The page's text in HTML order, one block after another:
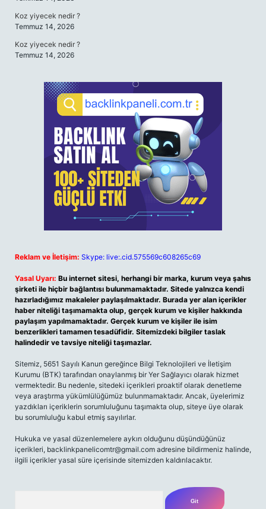
Koz yiyecek nedir ?
Temmuz 14, 2026
Koz yiyecek nedir ?
Temmuz 14, 2026
Reklam ve İletişim: Skype: live:.cid.575569c608265c69
Yasal Uyarı: Bu internet sitesi, herhangi bir marka, kurum veya şahıs
şirketi ile hiçbir bağlantısı bulunmamaktadır. Sitede yalnızca kendi
hazırladığımız makaleler paylaşılmaktadır. Burada yer alan içerikler
haber niteliği taşımamakta olup, gerçek kurum ve kişiler hakkında
paylaşım yapılmamaktadır. Gerçek kurum ve kişiler ile isim
benzerlikleri tamamen tesadüfidir. Sitemizdeki bilgiler taslak
halindedir ve tavsiye niteliği taşımazlar.
Sitemiz, 5651 Sayılı Kanun gereğince Bilgi Teknolojileri ve İletişim
Kurumu (BTK) tarafından onaylanmış bir Yer Sağlayıcı olarak hizmet
vermektedir. Bu nedenle, sitedeki içerikleri proaktif olarak denetleme
veya araştırma yükümlülüğümüz bulunmamaktadır. Ancak, üyelerimiz
yazdıkları içeriklerin sorumluluğunu taşımakta olup, siteye üye olarak
bu sorumluluğu kabul etmiş sayılırlar.
Hukuka ve yasal düzenlemelere aykırı olduğunu düşündüğünüz
içerikleri, backlinkpanelicomtr@gmail.com adresine bildirmeniz halinde,
ilgili içerikler yasal süre içerisinde sitemizden kaldırılacaktır.